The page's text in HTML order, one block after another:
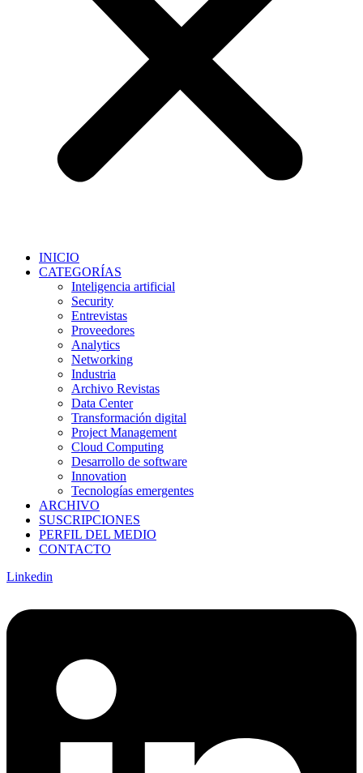
INICIO
CATEGORÍAS
Inteligencia artificial
Security
Entrevistas
Proveedores
Analytics
Networking
Industria
Archivo Revistas
Data Center
Transformación digital
Project Management
Cloud Computing
Desarrollo de software
Innovation
Tecnologías emergentes
ARCHIVO
SUSCRIPCIONES
PERFIL DEL MEDIO
CONTACTO
Linkedin